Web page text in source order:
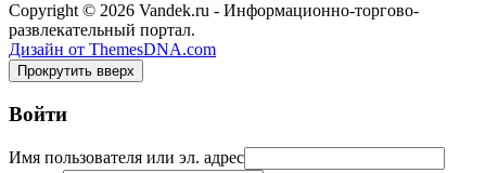
Copyright © 2026 Vandek.ru - Информационно-торгово-
развлекательный портал.
Дизайн от ThemesDNA.com
Прокрутить вверх
Войти
Имя пользователя или эл. адрес